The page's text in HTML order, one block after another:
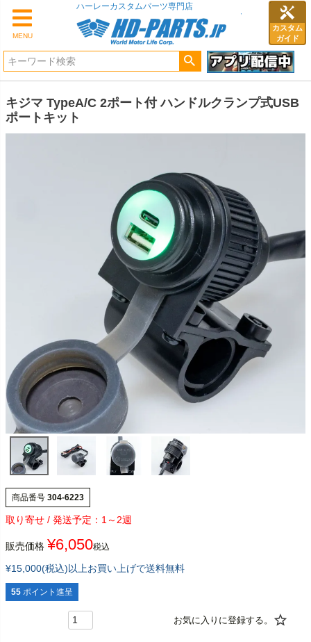
MENU
カスタム
ガイド
ハーレーカスタムパーツ専門店
キジマ TypeA/C 2ポート付 ハンドルクランプ式USB
ポートキット
商品番号 304-6223
1～2週
販売価格 ¥6,050税込
¥15,000(税込)以上お買い上げで送料無料
55 ポイント進呈